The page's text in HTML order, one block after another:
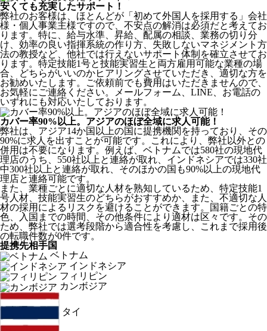
安くても充実したサポート！
弊社のお客様は、ほとんどが 「初めて外国人を採用する」 会社
様・個人事業主様ですので、不安点の解消は必須だと考えてお
ります。特に、給与水準、昇給、配属の相談、業務の切り分
け、効率の良い指揮系統の作り方、失敗しないマネジメント方
法の教授など、 他社では行えないサポート体制 を確立させてお
ります。特定技能1号と技能実習生と両方雇用可能な業種の場
合、どちらがいいのかヒアリングさせていただき、適切な方を
お勧めいたします。ご依頼前でも費用はいただきませんので、
お気軽にご連絡ください。メールフォーム、LINE、お電話の
いずれにも対応いたしております。
カバー率90%以上。アジアのほぼ全域に求人可能！
弊社は、 アジア14か国以上の国に提携機関を持っており、その
90%に求人を出すことが可能です。これにより、弊社以外との
併用は不要になります。例えば、ベトナムでは580社の現地代
理店のうち、550社以上と連絡が取れ、インドネシアでは330社
中300社以上と連絡が取れ、そのほかの国も90%以上の現地代
理店と連絡可能です。
また、業種ごとに適切な人材を熟知しているため、特定技能1
号人材、技能実習生のどちらがおすすめか、また、不適切な人
材の採用によるリスクを避けることができます。国籍ごとの特
色、入国までの時間、その他条件により適材は区々です。その
ため、弊社では選考段階から適合性を考慮し、これまで採用後
の転職件数が0件です。
提携先相手国
ベトナム
インドネシア
フィリピン
カンボジア
タイ